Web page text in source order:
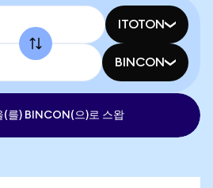
ITOTON
BINCON
(를) BINCON(으)로 스왑